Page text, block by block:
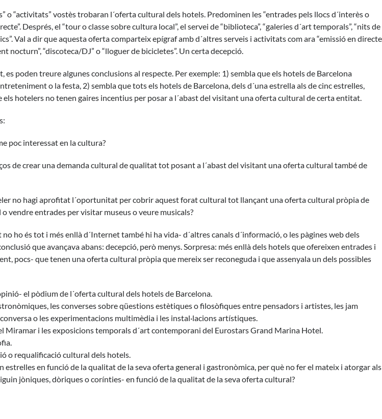
o “activitats” vostès trobaran l´oferta cultural dels hotels. Predominen les “entrades pels llocs d´interès o
Després, el “tour o classe sobre cultura local”, el servei de “biblioteca”, “galeries d´art temporals”, “nits de
Val a dir que aquesta oferta comparteix epígraf amb d´altres serveis i activitats com ara “emissió en directe
nocturn”, “discoteca/DJ” o “lloguer de bicicletes”. Un certa decepció.
es poden treure algunes conclusions al respecte. Per exemple: 1) sembla que els hotels de Barcelona
o la festa, 2) sembla que tots els hotels de Barcelona, dels d´una estrella als de cinc estrelles,
hotelers no tenen gaires incentius per posar a l´abast del visitant una oferta cultural de certa entitat.
poc interessat en la cultura?
de crear una demanda cultural de qualitat tot posant a l´abast del visitant una oferta cultural també de
no hagi aprofitat l´oportunitat per cobrir aquest forat cultural tot llançant una oferta cultural pròpia de
vendre entrades per visitar museus o veure musicals?
ho és tot i més enllà d´Internet també hi ha vida- d´altres canals d´informació, o les pàgines web dels
que avançava abans: decepció, però menys. Sorpresa: més enllà dels hotels que ofereixen entrades i
pocs- que tenen una oferta cultural pròpia que mereix ser reconeguda i que assenyala un dels possibles
el pòdium de l´oferta cultural dels hotels de Barcelona.
les converses sobre qüestions estètiques o filosòfiques entre pensadors i artistes, les jam
o les experimentacions multimèdia i les instal·lacions artístiques.
Miramar i les exposicions temporals d´art contemporani del Eurostars Grand Marina Hotel.
.
o requalificació cultural dels hotels.
estrelles en funció de la qualitat de la seva oferta general i gastronòmica, per què no fer el mateix i atorgar als
jòniques, dòriques o corínties- en funció de la qualitat de la seva oferta cultural?